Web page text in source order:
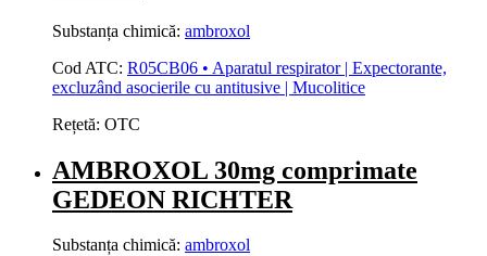
Substanța chimică: ambroxol
Cod ATC: R05CB06 • Aparatul respirator | Expectorante,
excluzând asocierile cu antitusive | Mucolitice
Rețetă: OTC
AMBROXOL 30mg comprimate
GEDEON RICHTER
Substanța chimică: ambroxol